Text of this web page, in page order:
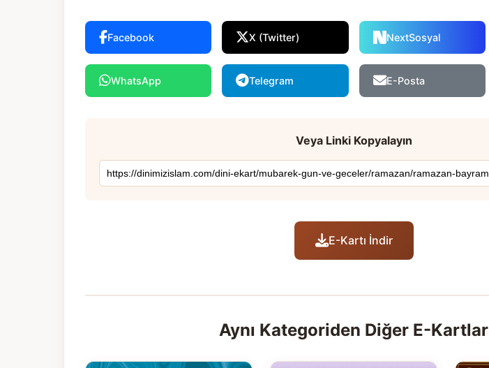
Facebook X (Twitter) NextSosyal
WhatsApp Telegram E-Posta
Veya Linki Kopyalayın
E-Kartı İndir
Aynı Kategoriden Diğer E-Kartlar